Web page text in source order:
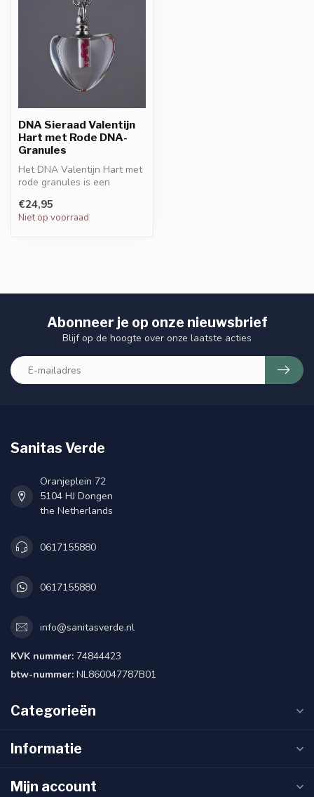
DNA Sieraad Valentijn
Hart met Rode DNA-
Granules
Het DNA Valentijn Hart met
rode granules is een
en be...
€24,95
Niet op voorraad
Abonneer je op onze nieuwsbrief
Blijf op de hoogte over onze laatste acties
Sanitas Verde
Oranjeplein 72
5104 HJ Dongen
the Netherlands
0617155880
0617155880
info@sanitasverde.nl
KVK nummer: 74844423
btw-nummer: NL860047787B01
Categorieën
Informatie
Mijn account